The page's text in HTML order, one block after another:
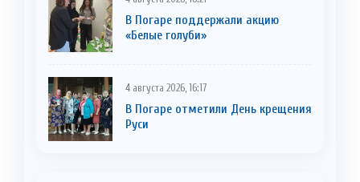
В Погаре поддержали акцию
«Белые голуби»
4 августа 2026, 16:17
В Погаре отметили День крещения
Руси